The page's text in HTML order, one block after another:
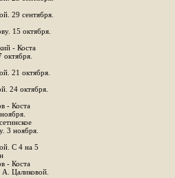
29 сентября.
15 октября.
- Коста
октября.
21 октября.
24 октября.
- Коста
3 ноября.
С 4 на 5
- Коста
Цаликовой.